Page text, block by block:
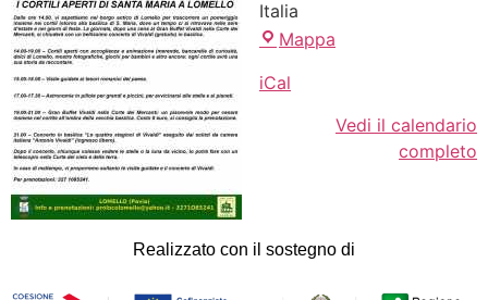
Italia
Mappa
iCal
Vedi il calendario
completo
Realizzato con il sostegno di